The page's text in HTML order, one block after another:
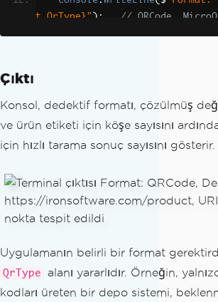
t.QrType}" );
// QRCode,
// Url is non-null only if
if
( result.Url != null)
{
esult.Url.AbsoluteUri}");
}
al context
lt.Points.Length} points
}
Çıktı
Konsol, dedektif formatı, çözülmüş
ve ürün etiketi için köşe sayısını
için hızlı tarama sonuç sayısını gösterir.
Uygulamanın belirli bir format
QrType
alanı yararlıdır. Örneğin,
kodları üreten bir depo sistemi,